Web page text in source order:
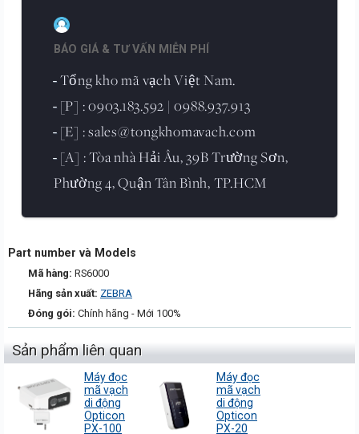
BÁO GIÁ & TƯ VẤN MIỄN PHÍ
- Tổng kho mã vạch Việt Nam.
- [P] : 0903.183.592 | 0988.937.913
- [E] : sales@tongkhomavach.com
- [A] : Tòa nhà Hải Âu, 39B Trường Sơn,
Phường 4, Quận Tân Bình, TP.HCM
Part number và Models
Mã hàng: RS6000
Hãng sản xuất: ZEBRA
Đóng gói: Chính hãng - Mới 100%
Sản phẩm liên quan
Máy đọc
mã vạch
di động
Opticon
PX-100
Máy đọc
mã vạch
di động
Opticon
PX-20